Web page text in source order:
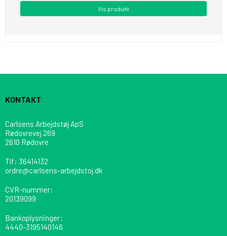
Vis produkt
KONTAKT
Carlsens Arbejdstøj ApS
Rødovrevej 269
2610 Rødovre
Tlf: 36414132
ordre@carlsens-arbejdstoj.dk
CVR-nummer:
20139099
Bankoplysninger:
4440-3195140146